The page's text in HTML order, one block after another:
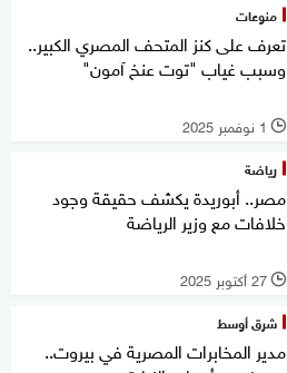
منوعات
تعرف على كنز المتحف المصري الكبير..
وسبب غياب "توت عنخ آمون"
l 1 نوفمبر 2025
رياضة
مصر.. أبوريدة يكشف حقيقة وجود
خلافات مع وزير الرياضة
l 27 أكتوبر 2025
شرق أوسط
مدير المخابرات المصرية في بيروت..